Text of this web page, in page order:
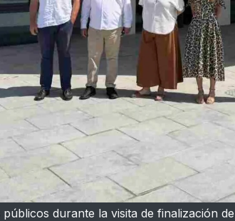
públicos durante la visita de finalización